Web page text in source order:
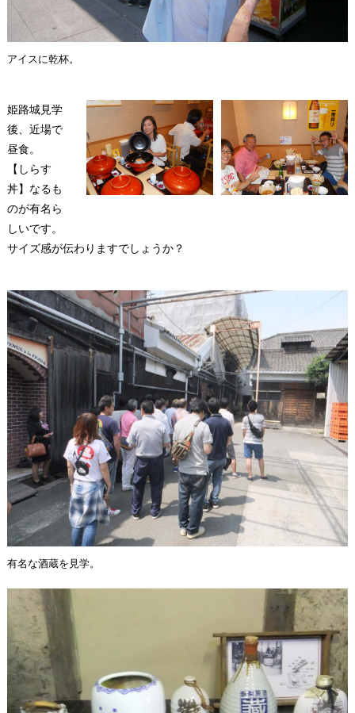
アイスに乾杯。
姫路城見学
後、近場で
昼食。
【しらす
丼】なるも
のが有名ら
しいです。
サイズ感が伝わりますでしょうか？
有名な酒蔵を見学。